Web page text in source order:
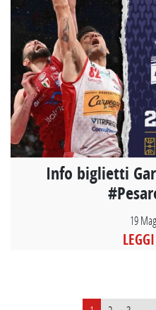
Info biglietti
19